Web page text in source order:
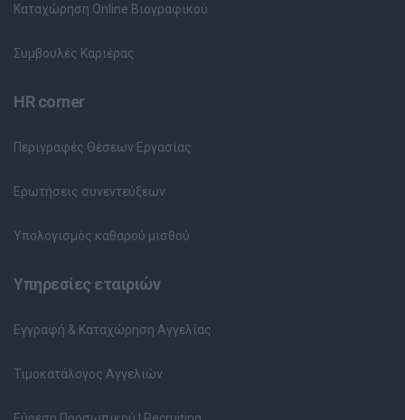
Καταχώρηση Online Βιογραφικού
Συμβουλές Καριέρας
HR corner
Περιγραφές Θέσεων Εργασίας
Ερωτήσεις συνεντεύξεων
Υπολογισμός καθαρού μισθού
Υπηρεσίες εταιριών
Εγγραφή & Καταχώρηση Αγγελίας
Τιμοκατάλογος Αγγελιών